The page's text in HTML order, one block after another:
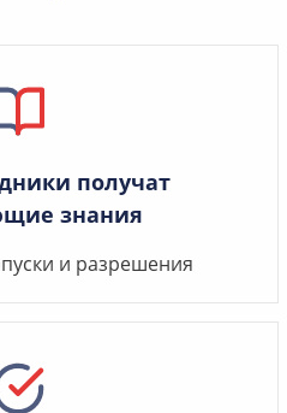
получат
знания
и разрешения